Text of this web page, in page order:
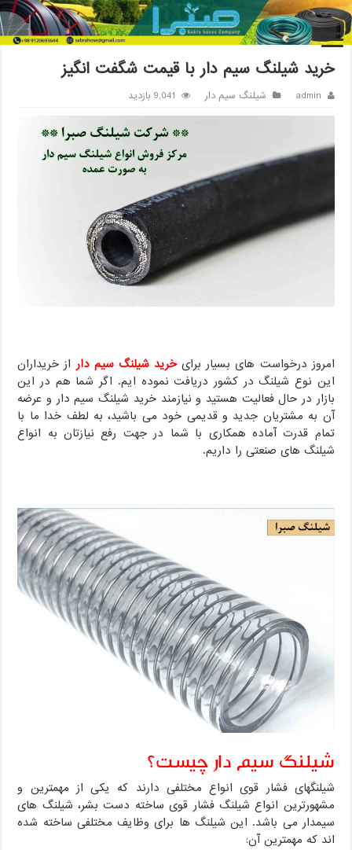
خانه / شیلنگ سیم دار / خرید شیلنگ سیم دار با قیمت شگفت انگیز
خرید شیلنگ سیم دار با قیمت شگفت انگیز
admin شیلنگ سیم دار 9,041 بازدید
امروز درخواست های بسیار برایخرید شیلنگ سیم دار از خریداران
این نوع شیلنگ در کشور دریافت نموده ایم. اگر شما هم در این
بازار در حال فعالیت هستید و نیازمند خرید شیلنگ سیم دار و عرضه
آن به مشتریان جدید و قدیمی خود می باشید، به لطف خدا ما با
تمام قدرت آماده همکاری با شما در جهت رفع نیازتان به انواع
شیلنگ های صنعتی را داریم.
شیلنگ سیم دار چیست؟
شیلنگهای فشار قوی انواع مختلفی دارند که یکی از مهمترین و
مشهورترین انواع شیلنگ فشار قوی ساخته دست بشر، شیلنگ های
سیمدار می باشد. این شیلنگ ها برای وظایف مختلفی ساخته شده
اند که مهمترین آن: